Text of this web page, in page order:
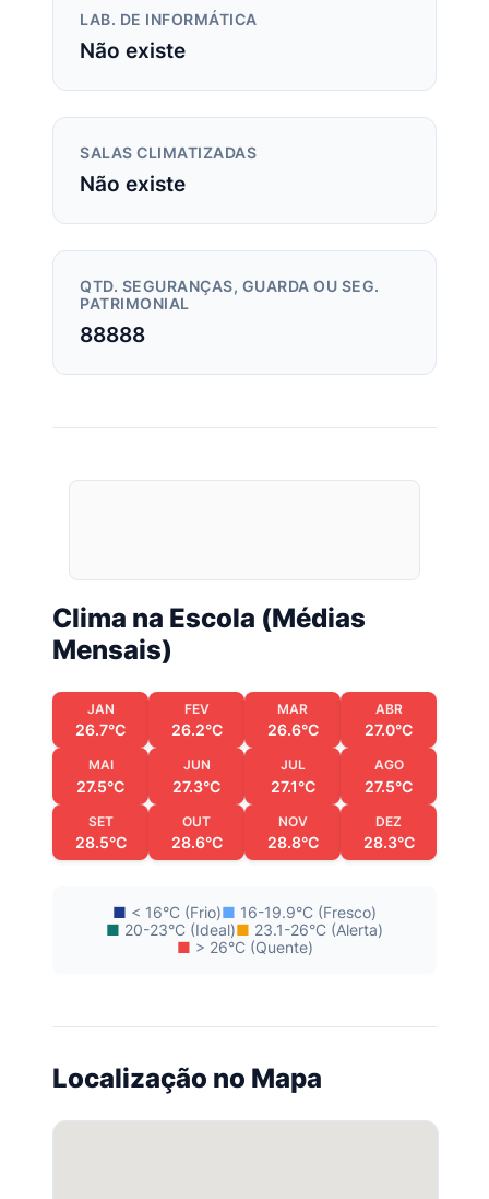
LAB. DE INFORMÁTICA
Não existe
SALAS CLIMATIZADAS
Não existe
QTD. SEGURANÇAS, GUARDA OU SEG.
PATRIMONIAL
88888
Clima na Escola (Médias
Mensais)
JAN
26.7°C
FEV
26.2°C
MAR
26.6°C
ABR
27.0°C
MAI
27.5°C
JUN
27.3°C
JUL
27.1°C
AGO
27.5°C
SET
28.5°C
OUT
28.6°C
NOV
28.8°C
DEZ
28.3°C
■ < 16°C (Frio)■ 16-19.9°C (Fresco)
■ 20-23°C (Ideal)■ 23.1-26°C (Alerta)
■ > 26°C (Quente)
Localização no Mapa